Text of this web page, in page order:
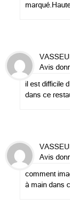
Avis
il est difficile
dans ce
Avis
comment
à main dans